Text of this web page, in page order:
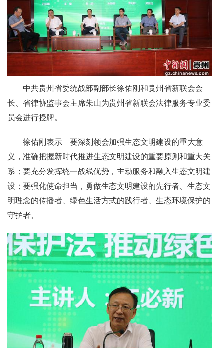
中共贵州省委统战部副部长徐佑刚和贵州省新联会会
长、省律协监事会主席朱山为贵州省新联会法律服务专业委
员会进行授牌。
徐佑刚表示，要深刻领会加强生态文明建设的重大意
义，准确把握新时代推进生态文明建设的重要原则和重大关
系；要充分发挥统一战线优势，主动服务和融入生态文明建
设；要强化使命担当，勇做生态文明建设的先行者、生态文
明理念的传播者、绿色生活方式的践行者、生态环境保护的
守护者。